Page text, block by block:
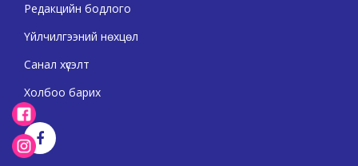
Редакцийн бодлого
Үйлчилгээний нөхцөл
Санал хүсэлт
Холбоо барих